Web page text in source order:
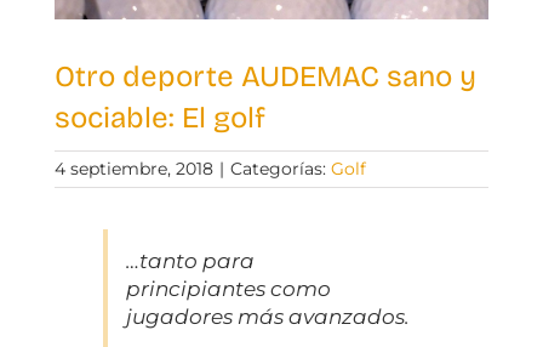
Otro deporte AUDEMAC sano y
sociable: El golf
4 septiembre, 2018 | Categorías: Golf
…tanto para
principiantes como
jugadores más avanzados.